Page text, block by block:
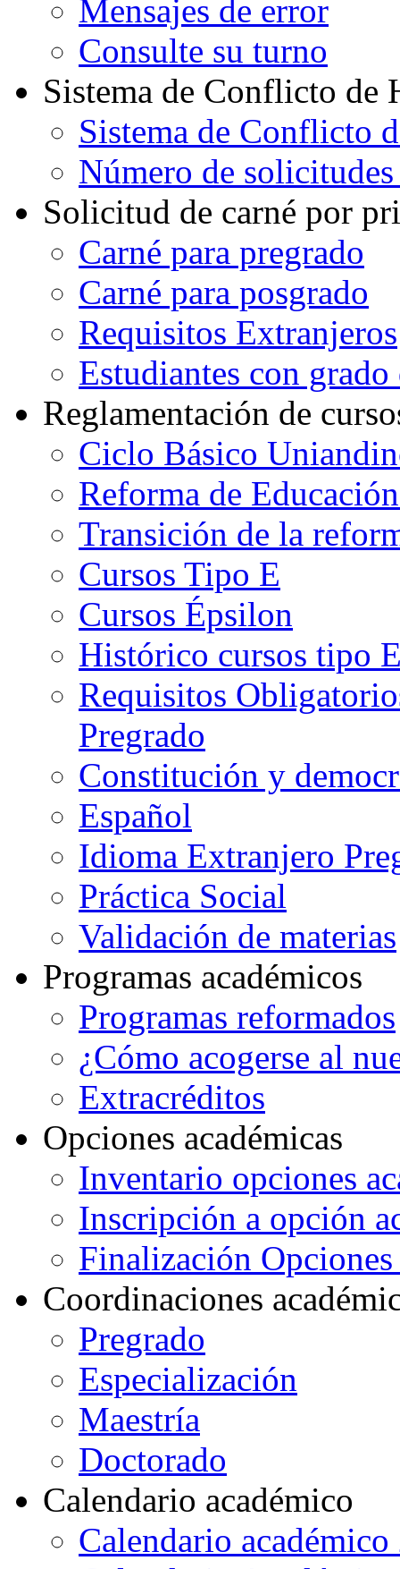
Mensajes de error
Consulte su turno
Sistema de Conflicto de
Sistema de Conflicto
Número de
Solicitud de carné por
Carné para pregrado
Carné para posgrado
Requisitos Extranjeros
Estudiantes con
Reglamentación de
Ciclo Básico
Reforma de
Transición de la
Cursos Tipo E
Cursos Épsilon
Histórico cursos tipo
Requisitos
Pregrado
Constitución y
Español
Idioma Extranjero
Práctica Social
Validación de materias
Programas académicos
Programas reformados
¿Cómo acogerse al
Extracréditos
Opciones académicas
Inventario opciones
Inscripción a opción
Finalización Opciones
Coordinaciones
Pregrado
Especialización
Maestría
Doctorado
Calendario académico
Calendario académico